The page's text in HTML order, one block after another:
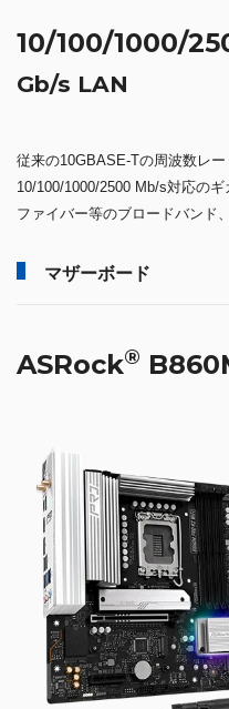
10/100/1000/
Gb/s LAN
従来の10GBASE-Tの周波数レー
10/100/1000/2500 Mb/s対応の
ファイバー等のブロードバンド
マザーボード
ASRock®